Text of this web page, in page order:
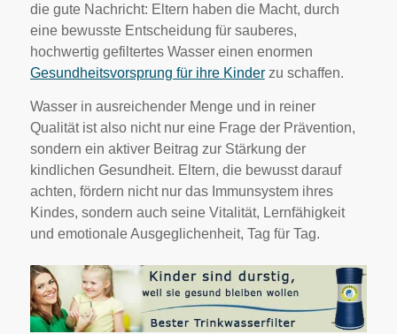
die gute Nachricht: Eltern haben die Macht, durch
eine bewusste Entscheidung für sauberes,
hochwertig gefiltertes Wasser einen enormen
Gesundheitsvorsprung für ihre Kinderzu schaffen.
Wasser in ausreichender Menge und in reiner
Qualität ist also nicht nur eine Frage der Prävention,
sondern ein aktiver Beitrag zur Stärkung der
kindlichen Gesundheit. Eltern, die bewusst darauf
achten, fördern nicht nur das Immunsystem ihres
Kindes, sondern auch seine Vitalität, Lernfähigkeit
und emotionale Ausgeglichenheit, Tag für Tag.